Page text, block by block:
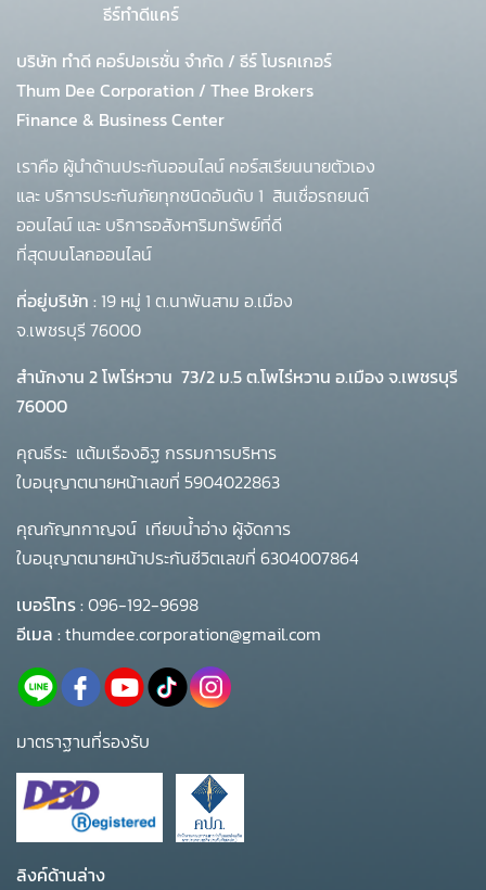
ธีร์ทำดีแคร์
บริษัท ทำดี คอร์ปอเรชั่น จำกัด / ธีร์ โบรคเกอร์
Thum Dee Corporation / Thee Brokers
Finance & Business Center
เราคือ ผู้นำด้านประกันออนไลน์ คอร์สเรียนนายตัวเอง
และ บริการประกันภัยทุกชนิดอันดับ 1 สินเชื่อรถยนต์
ออนไลน์ และ บริการอสังหาริมทรัพย์ที่ดี
ที่สุดบนโลกออนไลน์
ที่อยู่บริษัท : 19 หมู่ 1 ต.นาพันสาม อ.เมือง
จ.เพชรบุรี 76000
สำนักงาน 2 โพโร่หวาน 73/2 ม.5 ต.โพไร่หวาน อ.เมือง จ.เพชรบุรี
76000
คุณธีระ แต้มเรืองอิฐ กรรมการบริหาร
ใบอนุญาตนายหน้าเลขที่ 5904022863
คุณกัญทกาญจน์ เทียบน้ำอ่าง ผู้จัดการ
ใบอนุญาตนายหน้าประกันชีวิตเลขที่ 6304007864
เบอร์โทร :096-192-9698
อีเมล :thumdee.corporation@gmail.com
มาตราฐานที่รองรับ
ลิงค์ด้านล่าง